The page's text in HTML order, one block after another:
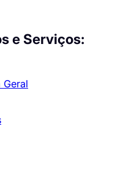
e Serviços:
Geral